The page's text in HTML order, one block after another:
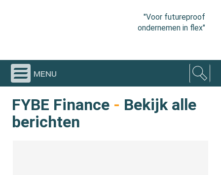
"Voor futureproof
ondernemen in flex"
menu
FYBE Finance - Bekijk alle
berichten